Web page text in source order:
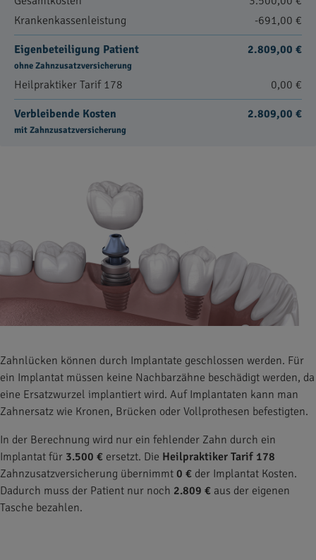
Krankenkassenleistung
-691,00 €
Eigenbeteiligung Patient
ohne Zahnzusatzversicherung
2.809,00 €
Heilpraktiker Tarif 178 0,00 €
Verbleibende Kosten
mit Zahnzusatzversicherung
2.809,00 €
Zahnlücken können durch Implantate geschlossen werden. Für
ein Implantat müssen keine Nachbarzähne beschädigt werden, da
eine Ersatzwurzel implantiert wird. Auf Implantaten kann man
Zahnersatz wie Kronen, Brücken oder Vollprothesen befestigten.
In der Berechnung wird nur ein fehlender Zahn durch ein
Implantat für 3.500 € ersetzt. Die Heilpraktiker Tarif 178
Zahnzusatzversicherung übernimmt 0 € der Implantat Kosten.
Dadurch muss der Patient nur noch 2.809 € aus der eigenen
Tasche bezahlen.